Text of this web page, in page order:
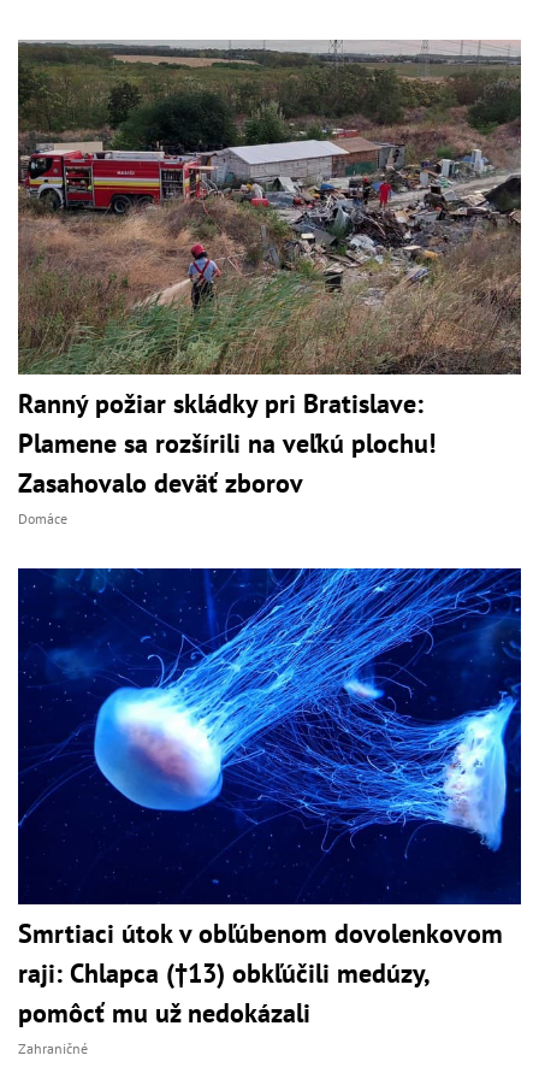
Ranný požiar skládky pri Bratislave:
Plamene sa rozšírili na veľkú plochu!
Zasahovalo deväť zborov
Domáce
Smrtiaci útok v obľúbenom dovolenkovom
raji: Chlapca (†13) obkľúčili medúzy,
pomôcť mu už nedokázali
Zahraničné